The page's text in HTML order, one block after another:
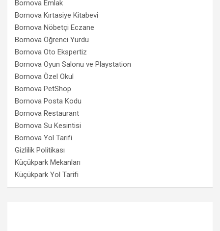
Bornova Emlak
Bornova Kırtasiye Kitabevi
Bornova Nöbetçi Eczane
Bornova Öğrenci Yurdu
Bornova Oto Ekspertiz
Bornova Oyun Salonu ve Playstation
Bornova Özel Okul
Bornova PetShop
Bornova Posta Kodu
Bornova Restaurant
Bornova Su Kesintisi
Bornova Yol Tarifi
Gizlilik Politikası
Küçükpark Mekanları
Küçükpark Yol Tarifi